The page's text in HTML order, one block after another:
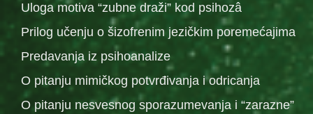
Uloga motiva “zubne draži” kod psihozâ
Prilog učenju o šizofrenim jezičkim poremećajima
Predavanja iz psihoanalize
O pitanju mimičkog potvrđivanja i odricanja
O pitanju nesvesnog sporazumevanja i “zarazne”